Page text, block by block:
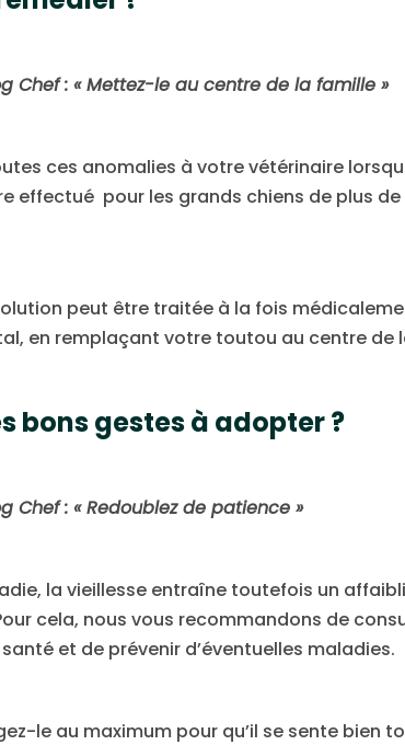
Chef : « Mettez-le au centre de la famille »
ces anomalies à votre vétérinaire
effectué pour les grands chiens de plus
peut être traitée à la fois
en remplaçant votre toutou au centre de
bons gestes à adopter ?
Chef : « Redoublez de patience »
la vieillesse entraîne toutefois un
cela, nous vous recommandons de
et de prévenir d’éventuelles maladies.
le au maximum pour qu’il se sente bien